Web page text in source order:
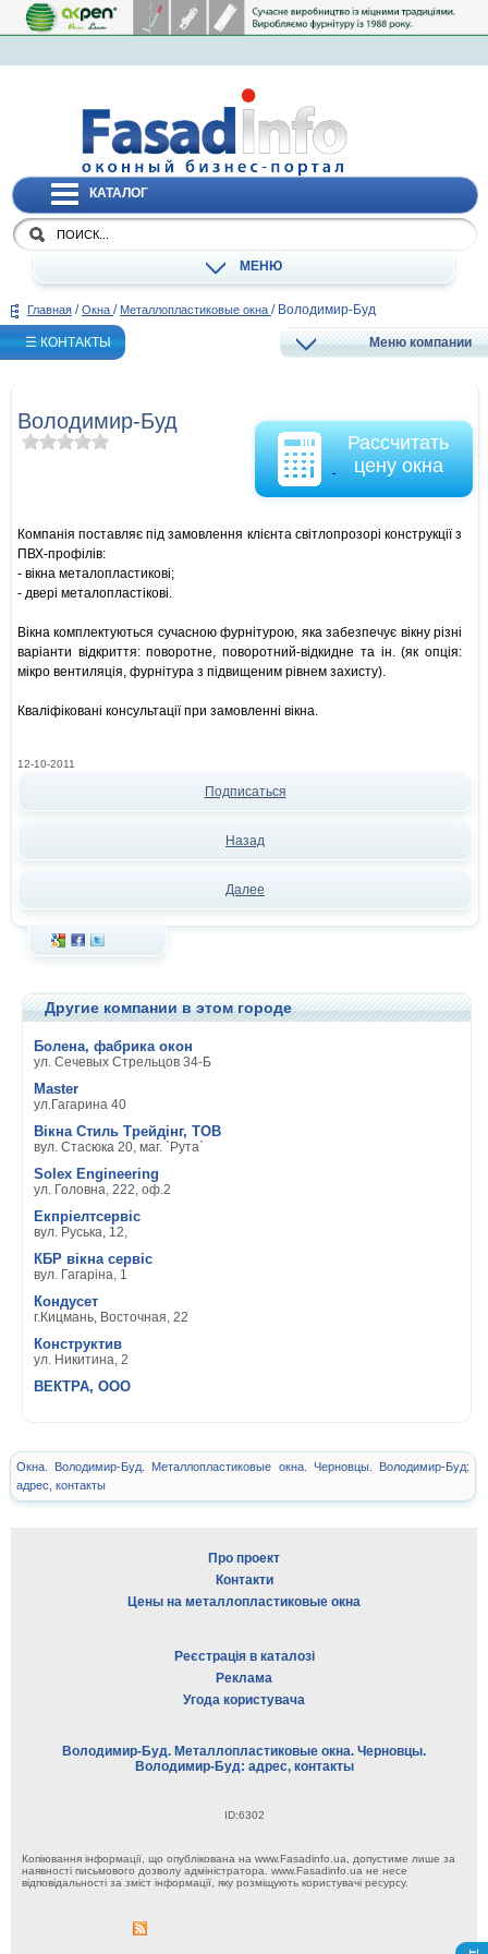
КАТАЛОГ
МЕНЮ
Главная / Окна / Металлопластиковые окна / Володимир-Буд
☰ КОНТАКТЫ Меню компании
Володимир-Буд
Рассчитать
цену окна
Компанія поставляє під замовлення клієнта світлопрозорі конструкції з
ПВХ-профілів:
- вікна металопластикові;
- двері металопластікові.
Вікна комплектуються сучасною фурнітурою, яка забезпечує вікну різні
варіанти відкриття: поворотне, поворотний-відкидне та ін. (як опція:
мікро вентиляція, фурнітура з підвищеним рівнем захисту).
Кваліфіковані консультації при замовленні вікна.
12-10-2011
Подписаться
Назад
Далее
Другие компании в этом городе
Болена, фабрика окон
ул. Сечевых Стрельцов 34-Б
Master
ул.Гагарина 40
Вікна Стиль Трейдінг, ТОВ
вул. Стасюка 20, маг. `Рута`
Solex Engineering
ул. Головна, 222, оф.2
Екпріелтсервіс
вул. Руська, 12,
КБР вікна сервіс
вул. Гагаріна, 1
Кондусет
г.Кицмань, Восточная, 22
Конструктив
ул. Никитина, 2
ВЕКТРА, ООО
Окна. Володимир-Буд. Металлопластиковые окна. Черновцы. Володимир-Буд:
адрес, контакты
Про проект
Контакти
Цены на металлопластиковые окна
Реєстрація в каталозі
Реклама
Угода користувача
Володимир-Буд. Металлопластиковые окна. Черновцы.
Володимир-Буд: адрес, контакты
ID:6302
Копіювання інформації, що опублікована на www.Fasadinfo.ua, допустиме лише за
наявності письмового дозволу адміністратора. www.Fasadinfo.ua не несе
відповідальності за зміст інформації, яку розміщують користувачі ресурсу.